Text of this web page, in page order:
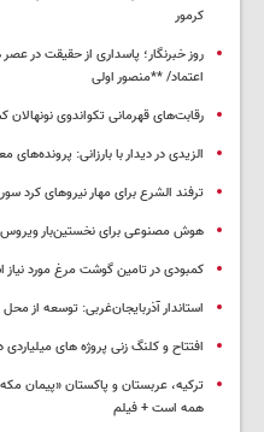
کرمور
روز خبرنگار؛ پاسداری از حقیقت در
اعتماد/ **منصور اولی
رقابت‌های قهرمانی تکواندوی
الزیدی در دیدار با بارزانی:
ترفند الشرع برای مهار نیروهای کرد
هوش مصنوعی برای نخستین‌بار
کمبودی در تامین گوشت مرغ مورد نیاز
استاندار آذربایجان‌غربی: توسعه از
افتتاح و کلنگ زنی پروژه های
ترکیه، عربستان و پاکستان «پیمان
همه است + فیلم